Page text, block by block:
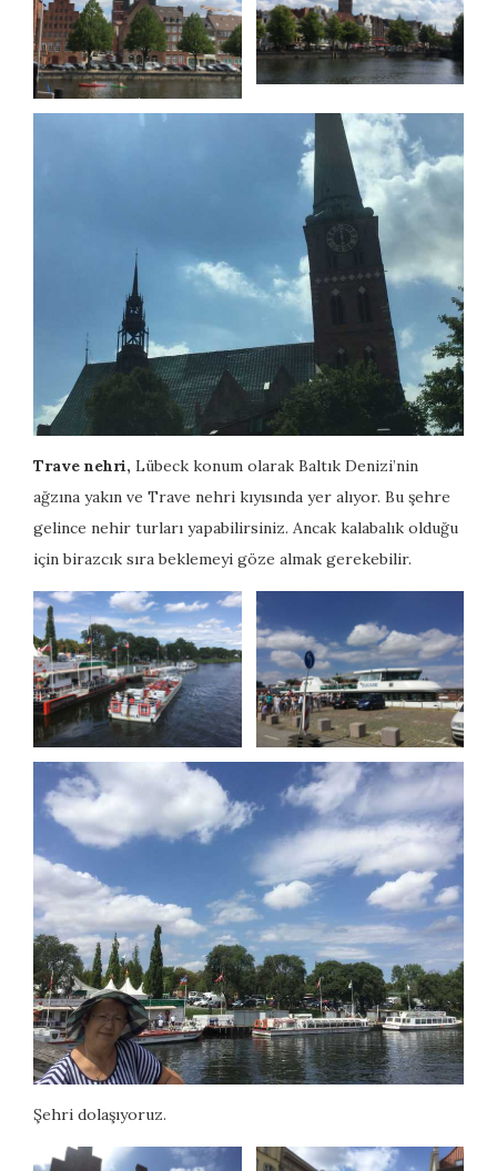
Trave nehri, Lübeck konum olarak Baltık Denizi’nin
ağzına yakın ve Trave nehri kıyısında yer alıyor. Bu şehre
gelince nehir turları yapabilirsiniz. Ancak kalabalık olduğu
için birazcık sıra beklemeyi göze almak gerekebilir.
Şehri dolaşıyoruz.